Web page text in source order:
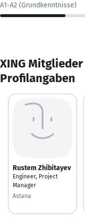
A1-A2 (Grundkenntnisse)
XING
Profilangaben
Rustem Zhibitayev
Engineer, Project
Manager
Astana